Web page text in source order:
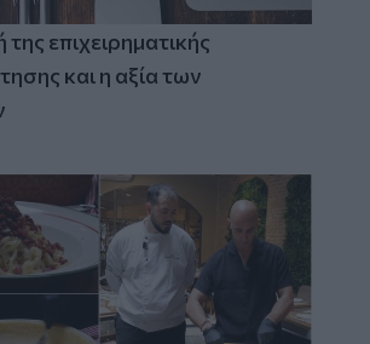
επιχειρηματικής
και η αξία των